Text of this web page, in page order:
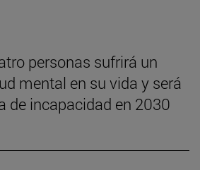
personas sufrirá un
mental en su vida y será
de incapacidad en 2030